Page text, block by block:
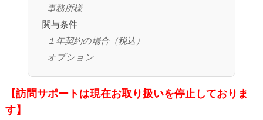
事務所様
関与条件
１年契約の場合（税込）
オプション
【訪問サポートは現在お取り扱いを停止しておりま
す】